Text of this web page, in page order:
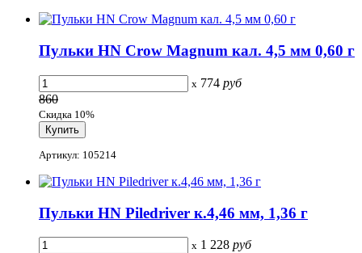
Пульки HN Crow Magnum кал. 4,5 мм 0,60 г
x 774 руб
860
Скидка 10%
Артикул: 105214
Пульки HN Piledriver к.4,46 мм, 1,36 г
x 1 228 руб